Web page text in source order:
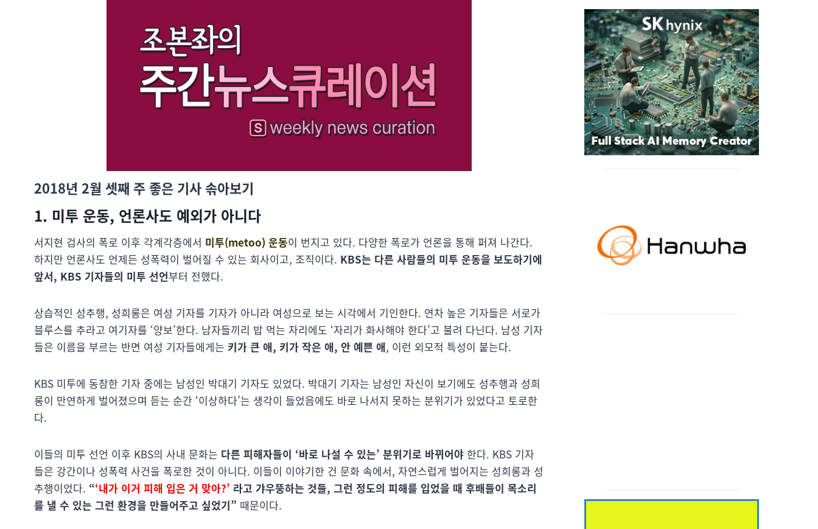
2018년 2월 셋째 주 좋은 기사 솎아보기
1. 미투 운동, 언론사도 예외가 아니다
서지현 검사의 폭로 이후 각계각층에서 미투(metoo) 운동이 번지고 있다. 다양한 폭로가 언론을 통해 퍼져 나간다.
하지만 언론사도 언제든 성폭력이 벌어질 수 있는 회사이고, 조직이다. KBS는 다른 사람들의 미투 운동을 보도하기에
앞서, KBS 기자들의 미투 선언부터 전했다.
상습적인 성추행, 성희롱은 여성 기자를 기자가 아니라 여성으로 보는 시각에서 기인한다. 연차 높은 기자들은 서로가
블루스를 추라고 여기자를 ‘양보’한다. 남자들끼리 밥 먹는 자리에도 ‘자리가 화사해야 한다’고 불려 다닌다. 남성 기자
들은 이름을 부르는 반면 여성 기자들에게는 키가 큰 애, 키가 작은 애, 안 예쁜 애, 이런 외모적 특성이 붙는다.
KBS 미투에 동참한 기자 중에는 남성인 박대기 기자도 있었다. 박대기 기자는 남성인 자신이 보기에도 성추행과 성희
롱이 만연하게 벌어졌으며 듣는 순간 ‘이상하다’는 생각이 들었음에도 바로 나서지 못하는 분위기가 있었다고 토로한
다.
이들의 미투 선언 이후 KBS의 사내 문화는 다른 피해자들이 ‘바로 나설 수 있는’ 분위기로 바뀌어야 한다. KBS 기자
들은 강간이나 성폭력 사건을 폭로한 것이 아니다. 이들이 이야기한 건 문화 속에서, 자연스럽게 벌어지는 성희롱과 성
추행이었다. “‘내가 이거 피해 입은 거 맞아?’ 라고 갸우뚱하는 것들, 그런 정도의 피해를 입었을 때 후배들이 목소리
를 낼 수 있는 그런 환경을 만들어주고 싶었기” 때문이다.